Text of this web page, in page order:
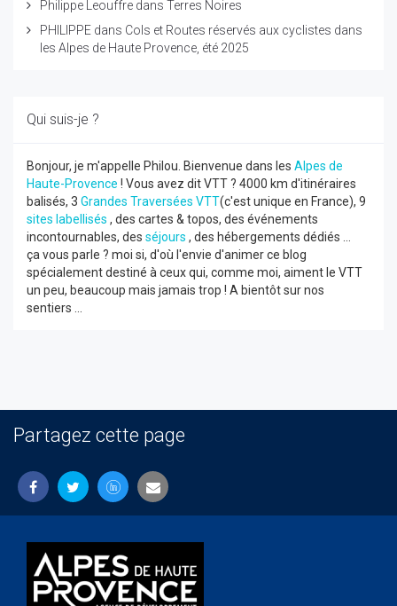
Philippe Leouffre dans Terres Noires
PHILIPPE dans Cols et Routes réservés aux cyclistes dans
les Alpes de Haute Provence, été 2025
Qui suis-je ?
Bonjour, je m'appelle Philou. Bienvenue dans les Alpes de
Haute-Provence ! Vous avez dit VTT ? 4000 km d'itinéraires
balisés, 3 Grandes Traversées VTT(c'est unique en France), 9
sites labellisés , des cartes & topos, des événements
incontournables, des séjours , des hébergements dédiés ...
ça vous parle ? moi si, d'où l'envie d'animer ce blog
spécialement destiné à ceux qui, comme moi, aiment le VTT
un peu, beaucoup mais jamais trop ! A bientôt sur nos
sentiers ...
Partagez cette page